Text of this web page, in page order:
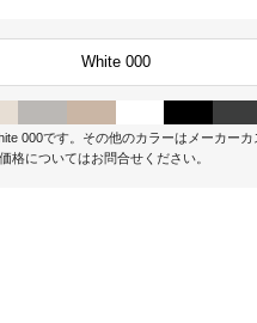
White 000
000です。その他のカラーはメーカーカ
格についてはお問合せください。